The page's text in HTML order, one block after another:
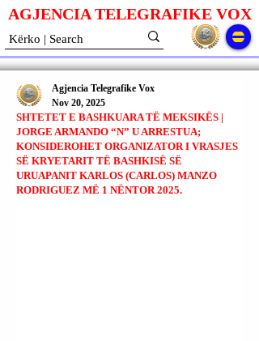
AGJENCIA TELEGRAFIKE VOX
SHTETET E BASHKUARA TË MEKSIKËS |
JORGE ARMANDO “N” U ARRESTUA;
KONSIDEROHET ORGANIZATOR I VRASJES
SË KRYETARIT TË BASHKISË SË
URUAPANIT KARLOS (CARLOS) MANZO
RODRIGUEZ MË 1 NËNTOR 2025.
Agjencia Telegrafike Vox
Nov 20, 2025